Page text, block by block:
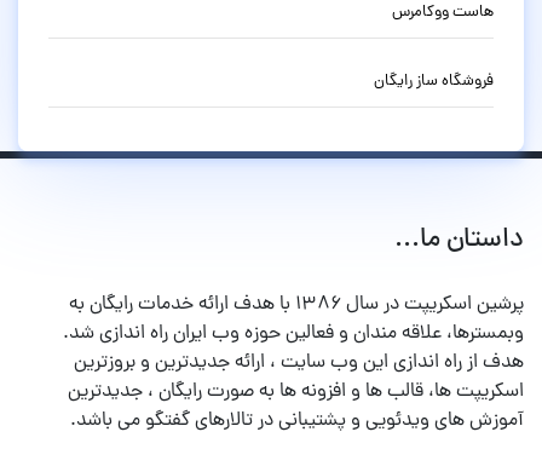
هاست ووکامرس
فروشگاه ساز رایگان
داستان ما...
پرشین اسکریپت در سال ۱۳۸۶ با هدف ارائه خدمات رایگان به
وبمسترها، علاقه مندان و فعالین حوزه وب ایران راه اندازی شد.
هدف از راه اندازی این وب سایت ، ارائه جدیدترین و بروزترین
اسکریپت ها، قالب ها و افزونه ها به صورت رایگان ، جدیدترین
آموزش های ویدئویی و پشتیبانی در تالارهای گفتگو می باشد.